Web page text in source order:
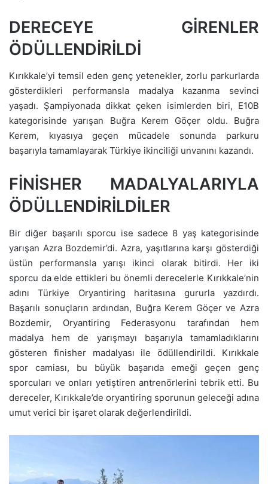
DERECEYE GİRENLER
ÖDÜLLENDİRİLDİ
Kırıkkale’yi temsil eden genç yetenekler, zorlu parkurlarda
gösterdikleri performansla madalya kazanma sevinci
yaşadı. Şampiyonada dikkat çeken isimlerden biri, E10B
kategorisinde yarışan Buğra Kerem Göçer oldu. Buğra
Kerem, kıyasıya geçen mücadele sonunda parkuru
başarıyla tamamlayarak Türkiye ikinciliği unvanını kazandı.
FİNİSHER MADALYALARIYLA
ÖDÜLLENDİRİLDİLER
Bir diğer başarılı sporcu ise sadece 8 yaş kategorisinde
yarışan Azra Bozdemir’di. Azra, yaşıtlarına karşı gösterdiği
üstün performansla yarışı ikinci olarak bitirdi. Her iki
sporcu da elde ettikleri bu önemli derecelerle Kırıkkale’nin
adını Türkiye Oryantiring haritasına gururla yazdırdı.
Başarılı sonuçların ardından, Buğra Kerem Göçer ve Azra
Bozdemir, Oryantiring Federasyonu tarafından hem
madalya hem de yarışmayı başarıyla tamamladıklarını
gösteren finisher madalyası ile ödüllendirildi. Kırıkkale
spor camiası, bu büyük başarıda emeği geçen genç
sporcuları ve onları yetiştiren antrenörlerini tebrik etti. Bu
dereceler, Kırıkkale’de oryantiring sporunun geleceği adına
umut verici bir işaret olarak değerlendirildi.